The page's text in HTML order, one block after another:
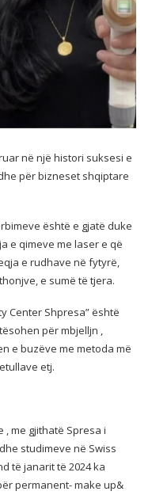
në një histori suksesi e
për bizneset shqiptare
është e gjatë duke
e qimeve me laser e që
e rudhave në fytyrë,
e sumë të tjera.
Center Shpresa” është
për mbjelljn ,
e buzëve me metoda më
etj.
, me gjithatë Spresa i
studimeve në Swiss
të janarit të 2024 ka
permanent- make up&